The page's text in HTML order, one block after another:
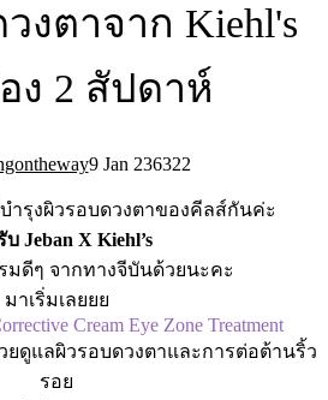
งตาจาก Kiehl's
ง 2 สัปดาห์
9 Jan 236322
รุงผิวรอบดวงตาของคีลส์กันค่ะ
Jeban X Kiehl’s
ดีๆ จากทางจีบันด้วยนะคะ
มาเริ่มเลยยย
Cream Eye Zone Treatment
ดูแลผิวรอบดวงตาและการต่อต้านริ้ว
รอย